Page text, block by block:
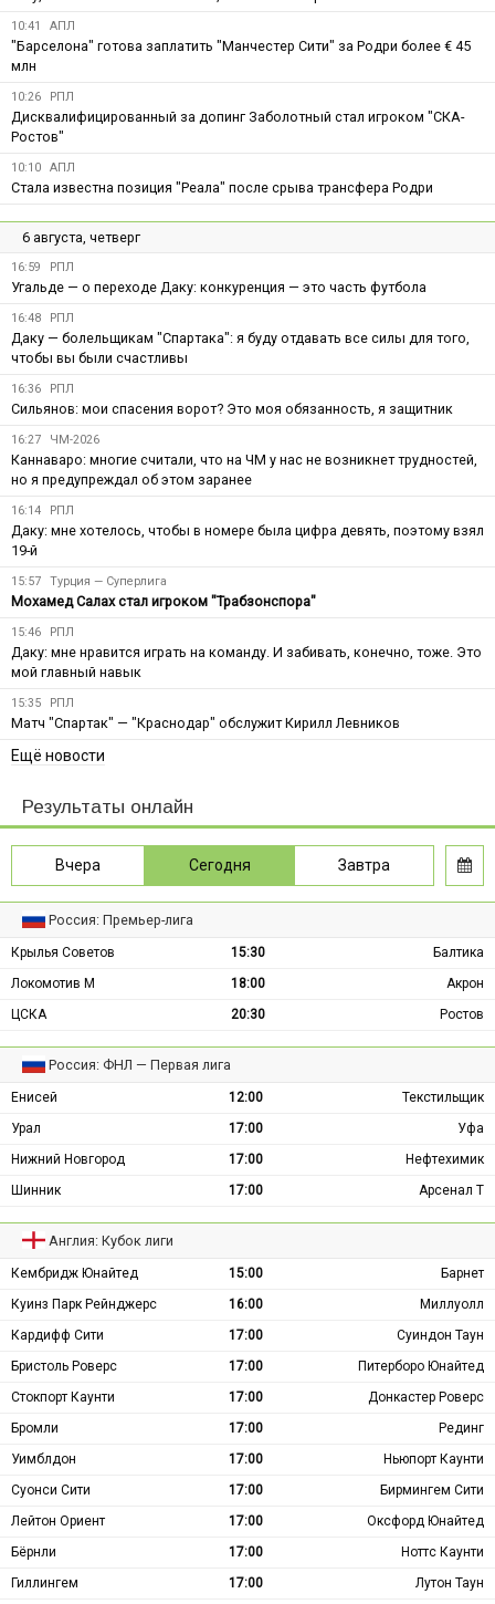
10:41 АПЛ
"Барселона" готова заплатить "Манчестер Сити" за Родри более € 45
млн
10:26 РПЛ
Дисквалифицированный за допинг Заболотный стал игроком "СКА-
Ростов"
10:10 АПЛ
Стала известна позиция "Реала" после срыва трансфера Родри
6 августа, четверг
16:59 РПЛ
Угальде — о переходе Даку: конкуренция — это часть футбола
16:48 РПЛ
Даку — болельщикам "Спартака": я буду отдавать все силы для того,
чтобы вы были счастливы
16:36 РПЛ
Сильянов: мои спасения ворот? Это моя обязанность, я защитник
16:27 ЧМ-2026
Каннаваро: многие считали, что на ЧМ у нас не возникнет трудностей,
но я предупреждал об этом заранее
16:14 РПЛ
Даку: мне хотелось, чтобы в номере была цифра девять, поэтому взял
19-й
15:57 Турция — Суперлига
Мохамед Салах стал игроком "Трабзонспора"
15:46 РПЛ
Даку: мне нравится играть на команду. И забивать, конечно, тоже. Это
мой главный навык
15:35 РПЛ
Матч "Спартак" — "Краснодар" обслужит Кирилл Левников
Ещё новости
Результаты онлайн
Вчера Сегодня Завтра
Россия: Премьер-лига
Крылья Советов 15:30
Балтика
Локомотив М
18:00
Акрон
ЦСКА
20:30 Ростов
Россия: ФНЛ — Первая лига
Енисей 12:00
Текстильщик
Урал
17:00
Уфа
Нижний Новгород
17:00
Нефтехимик
Шинник
17:00 Арсенал Т
Англия: Кубок лиги
Кембридж Юнайтед 15:00
Барнет
Куинз Парк Рейнджерс
16:00
Миллуолл
Кардифф Сити
17:00
Суиндон Таун
Бристоль Роверс
17:00
Питерборо Юнайтед
Стокпорт Каунти
17:00
Донкастер Роверс
Бромли
17:00
Рединг
Уимблдон
17:00
Ньюпорт Каунти
Суонси Сити
17:00
Бирмингем Сити
Лейтон Ориент
17:00
Оксфорд Юнайтед
Бёрнли
17:00
Ноттс Каунти
Гиллингем
17:00
Лутон Таун